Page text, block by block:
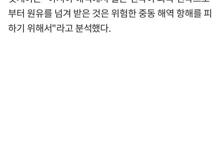
부터 원유를 넘겨 받은 것은 위험한 중동 해역 항해를 피
하기 위해서"라고 분석했다.